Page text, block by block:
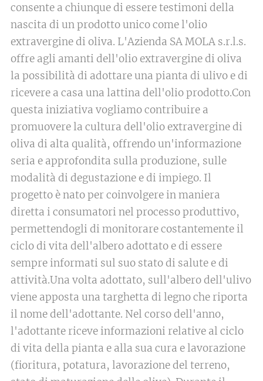
consente a chiunque di essere testimoni della
nascita di un prodotto unico come l'olio
extravergine di oliva. L'Azienda SA MOLA s.r.l.s.
offre agli amanti dell'olio extravergine di oliva
la possibilità di adottare una pianta di ulivo e di
ricevere a casa una lattina dell'olio prodotto.Con
questa iniziativa vogliamo contribuire a
promuovere la cultura dell'olio extravergine di
oliva di alta qualità, offrendo un'informazione
seria e approfondita sulla produzione, sulle
modalità di degustazione e di impiego. Il
progetto è nato per coinvolgere in maniera
diretta i consumatori nel processo produttivo,
permettendogli di monitorare costantemente il
ciclo di vita dell'albero adottato e di essere
sempre informati sul suo stato di salute e di
attività.Una volta adottato, sull'albero dell'ulivo
viene apposta una targhetta di legno che riporta
il nome dell'adottante. Nel corso dell'anno,
l'adottante riceve informazioni relative al ciclo
di vita della pianta e alla sua cura e lavorazione
(fioritura, potatura, lavorazione del terreno,